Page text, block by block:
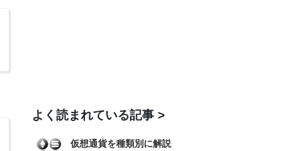
よく読まれている記事
仮想通貨を種類別に解説